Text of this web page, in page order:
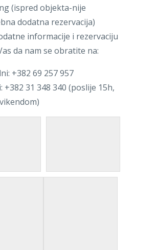
(ispred objekta-nije
dodatna rezervacija)
informacije i rezervaciju
da nam se obratite na:
+382 69 257 957
+382 31 348 340 (poslije 15h,